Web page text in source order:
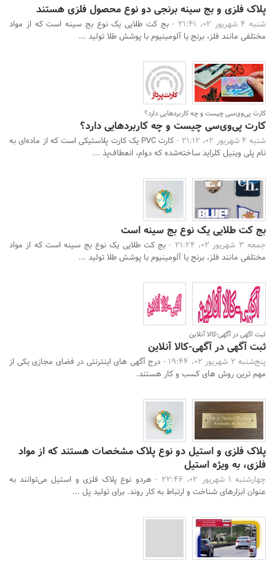
پلاک فلزی و بج سینه برنجی دو نوع محصول فلزی هستند
شنبه 4 شهریور 02، 21:41 -
بج کت طلایی یک نوع بج سینه است که از مواد
مختلفی مانند فلز، برنج یا آلومینیوم با پوشش طلا تولید ...
کارت پی‌وی‌سی چیست و چه کاربردهایی دارد؟
کارت پی‌وی‌سی چیست و چه کاربردهایی دارد؟
شنبه 4 شهریور 02، 21:12 -
کارت PVC یک کارت پلاستیکی است که از ماده‌ای به
نام پلی وینیل کلراید ساخته‌شده که دوام، انعطاف‌پذ ...
بج کت طلایی یک نوع بج سینه است
جمعه 3 شهریور 02، 21:24 -
بج کت طلایی یک نوع بج سینه است که از مواد
مختلفی مانند فلز، برنج یا آلومینیوم با پوشش طلا تولید ...
ثبت اگهی در آگهی-کالا آنلاین
ثبت آگهی در آگهی-کالا آنلاین
پنج‌شنبه 2 شهریور 02، 19:44 -
درج آگهی های اینترنتی در فضای مجازی یکی از
مهم ترین روش های کسب و کار هستند.
پلاک فلزی و استیل دو نوع پلاک مشخصات هستند که از مواد
فلزی، به ویژه استیل
چهارشنبه 1 شهریور 02، 22:46 -
هردو نوع پلاک فلزی و استیل می‌توانند به
عنوان ابزارهای شناخت و ارتباط به کار روند. برای تولید پل ...